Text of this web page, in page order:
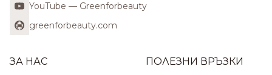
YouTube — Greenforbeauty
greenforbeauty.com
ЗА НАС ПОЛЕЗНИ ВРЪЗКИ